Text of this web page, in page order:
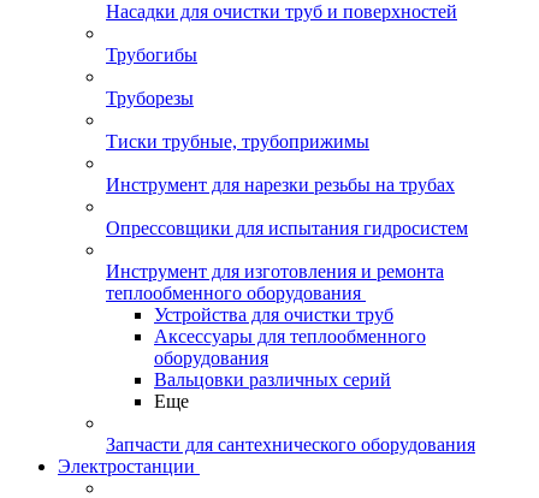
Насадки для очистки труб и поверхностей
Трубогибы
Труборезы
Тиски трубные, трубоприжимы
Инструмент для нарезки резьбы на трубах
Опрессовщики для испытания гидросистем
Инструмент для изготовления и ремонта
теплообменного оборудования
Устройства для очистки труб
Аксессуары для теплообменного
оборудования
Вальцовки различных серий
Еще
Запчасти для сантехнического оборудования
Электростанции